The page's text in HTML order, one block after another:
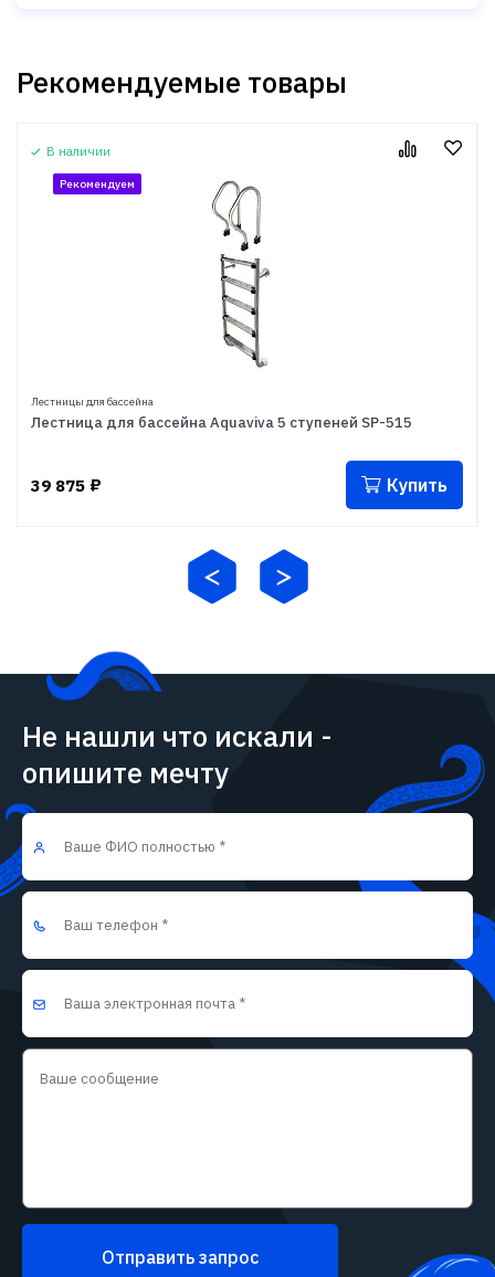
Рекомендуемые товары
В наличии
Рекомендуем
Лестницы для бассейна
Лестница для бассейна Aquaviva 5 ступеней SP-515
39 875 ₽ Купить
Не нашли что искали -
опишите мечту
Отправить запрос